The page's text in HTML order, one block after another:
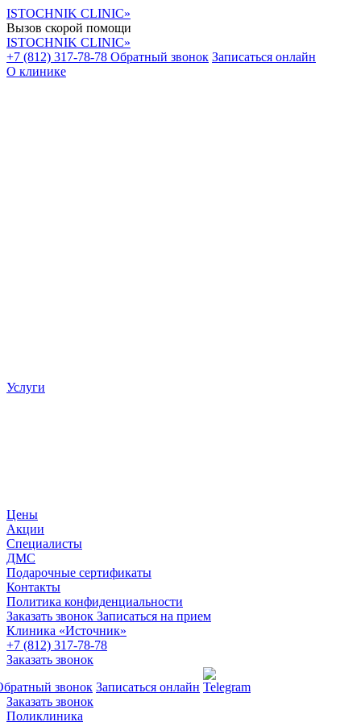
ISTOCHNIK CLINIC»
Вызов скорой помощи
ISTOCHNIK CLINIC»
+7 (812) 317-78-78 Обратный звонок Записаться онлайн
О клинике
Услуги
Цены
Акции
Специалисты
ДМС
Подарочные сертификаты
Контакты
Политика конфиденциальности
Заказать звонок Записаться на прием
Клиника «Источник»
+7 (812) 317-78-78
Заказать звонок
звонок Записаться онлайн
Заказать звонок
Поликлиника